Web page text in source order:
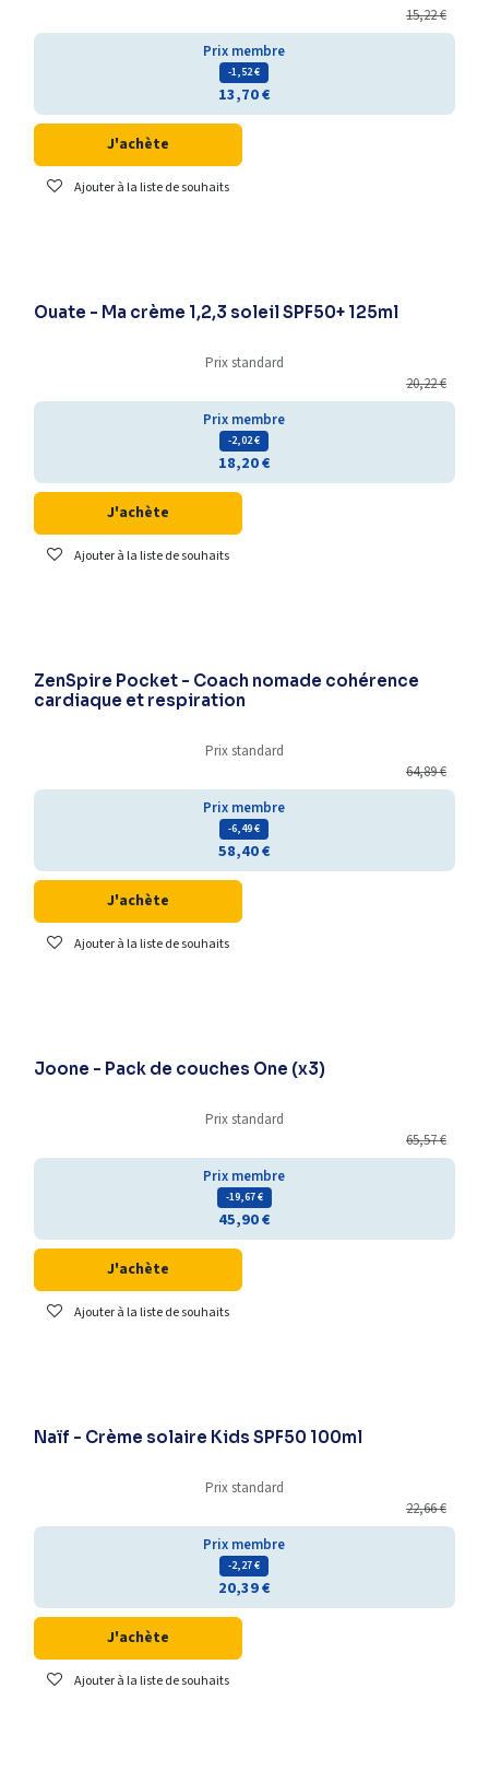
15,22€
Prix membre
- 1,52€
13,70€
J'achète
Ajouter à la liste de souhaits
Ouate - Ma crème 1,2,3 soleil SPF50+ 125ml
Prix standard
20,22€
Prix membre
- 2,02€
18,20€
J'achète
Ajouter à la liste de souhaits
ZenSpire Pocket - Coach nomade cohérence
cardiaque et respiration
Prix standard
64,89€
Prix membre
- 6,49€
58,40€
J'achète
Ajouter à la liste de souhaits
Joone - Pack de couches One (x3)
Prix standard
65,57€
Prix membre
- 19,67€
45,90€
J'achète
Ajouter à la liste de souhaits
Naïf - Crème solaire Kids SPF50 100ml
Prix standard
22,66€
Prix membre
- 2,27€
20,39€
J'achète
Ajouter à la liste de souhaits